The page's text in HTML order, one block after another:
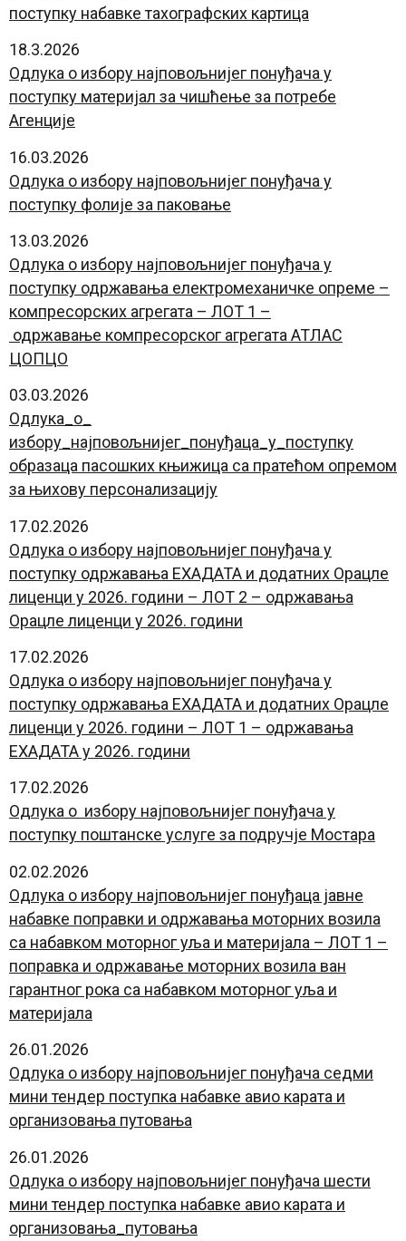
поступку набавке тахографских картица
18.3.2026
Одлука о избору најповољнијег понуђача у
поступку материјал за чишћење за потребе
Агенције
16.03.2026
Одлука о избору најповољнијег понуђача у
поступку фолије за паковање
13.03.2026
Одлука о избору најповољнијег понуђача у
поступку одржавања електромеханичке опреме –
компресорских агрегата – ЛОТ 1 –
одржавање компресорског агрегата АТЛАС
ЦОПЦО
03.03.2026
Одлука_о_
избору_најповољнијег_понуђаца_у_поступку
образаца пасошких књижица са пратећом опремом
за њихову персонализацију
17.02.2026
Одлука о избору најповољнијег понуђача у
поступку одржавања ЕXАДАТА и додатних Орацле
лиценци у 2026. години – ЛОТ 2 – одржавања
Орацле лиценци у 2026. години
17.02.2026
Одлука о избору најповољнијег понуђача у
поступку одржавања ЕXАДАТА и додатних Орацле
лиценци у 2026. години – ЛОТ 1 – одржавања
ЕXАДАТА у 2026. години
17.02.2026
Одлука о избору најповољнијег понуђача у
поступку поштанске услуге за подручје Мостара
02.02.2026
Одлука о избору најповољнијег понуђаца јавне
набавке поправки и одржавања моторних возила
са набавком моторног уља и материјала – ЛОТ 1 –
поправка и одржавање моторних возила ван
гарантног рока са набавком моторног уља и
материјала
26.01.2026
Одлука о избору најповољнијег понуђача седми
мини тендер поступка набавке авио карата и
организовања путовања
26.01.2026
Одлука о избору најповољнијег понуђача шести
мини тендер поступка набавке авио карата и
организовања_путовања